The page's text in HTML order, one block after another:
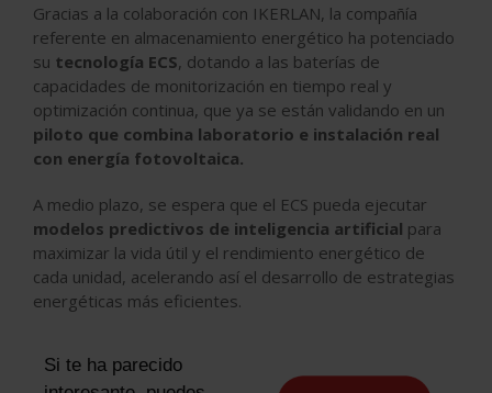
Gracias a la colaboración con IKERLAN, la compañía
referente en almacenamiento energético ha potenciado
su tecnología ECS, dotando a las baterías de
capacidades de monitorización en tiempo real y
optimización continua, que ya se están validando en un
piloto que combina laboratorio e instalación real
con energía fotovoltaica.
A medio plazo, se espera que el ECS pueda ejecutar
modelos predictivos de inteligencia artificial para
maximizar la vida útil y el rendimiento energético de
cada unidad, acelerando así el desarrollo de estrategias
energéticas más eficientes.
Si te ha parecido